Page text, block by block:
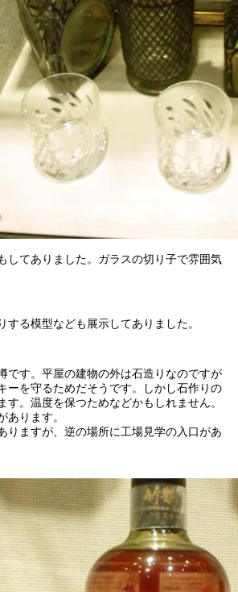
してありました。ガラスの切り子で雰囲気
する模型なども展示してありました。
です。平屋の建物の外は石造りなのですが
ーを守るためだそうです。しかし石作りの
す。温度を保つためなどかもしれません。
あります。
りますが、逆の場所に工場見学の入口があ